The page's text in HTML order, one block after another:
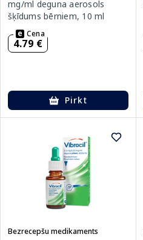
mg/ml deguna aerosols
šķīdums bērniem, 10 ml
Cena
4.79 €
Pirkt
Bezrecepšu medikaments